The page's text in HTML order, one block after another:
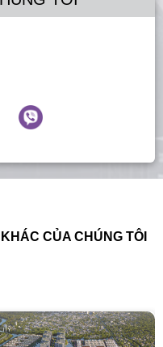
CỦA CHÚNG TÔI